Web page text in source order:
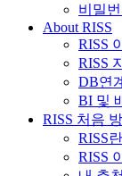
비밀번
About RISS
RISS
RISS
DB연
BI 및
RISS 처음
RISS
RISS